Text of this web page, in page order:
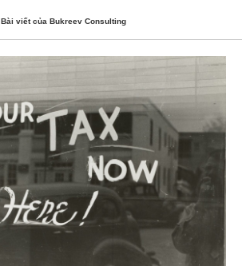
Bài viết của Bukreev Consulting